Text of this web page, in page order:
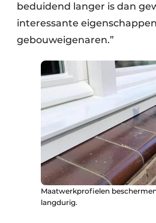
beduidend langer is dan
interessante
gebouweigenaren.”
Maatwerkprofielen
langdurig.